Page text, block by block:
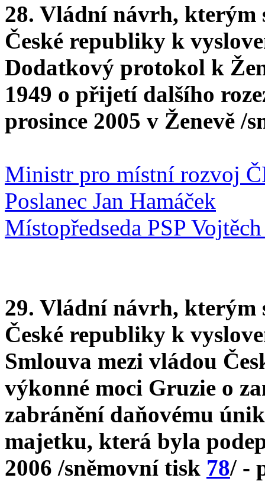
28. Vládní návrh, kterým
České republiky k
Dodatkový protokol k
1949 o přijetí dalšího
prosince 2005 v Ženevě /
Ministr pro místní rozvoj
Poslanec Jan Hamáček
Místopředseda PSP
29. Vládní návrh, kterým
České republiky k
Smlouva mezi vládou
výkonné moci Gruzie o
zabránění daňovému
majetku, která byla
2006 /sněmovní tisk 78/ -